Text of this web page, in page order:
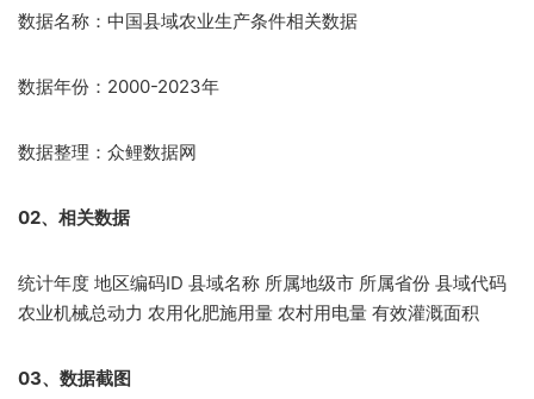
数据名称：中国县域农业生产条件相关数据
数据年份：2000-2023年
数据整理：众鲤数据网
02、相关数据
统计年度 地区编码ID 县域名称 所属地级市 所属省份 县域代码
农业机械总动力 农用化肥施用量 农村用电量 有效灌溉面积
03、数据截图